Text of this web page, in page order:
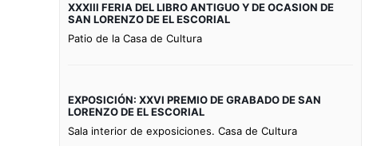
XXXIII FERIA DEL LIBRO ANTIGUO Y DE OCASION DE
SAN LORENZO DE EL ESCORIAL
Patio de la Casa de Cultura
EXPOSICIÓN: XXVI PREMIO DE GRABADO DE SAN
LORENZO DE EL ESCORIAL
Sala interior de exposiciones. Casa de Cultura